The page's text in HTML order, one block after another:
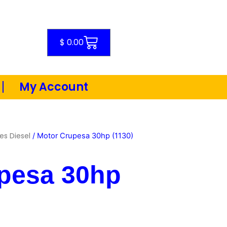
$ 0.00Cart
My Account
Diesel / Motor Crupesa 30hp (1130)
30hp